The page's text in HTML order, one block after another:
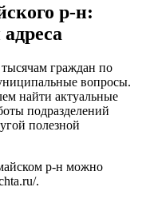
р-н:
граждан по
вопросы.
найти актуальные
подразделений
полезной
р-н можно
.